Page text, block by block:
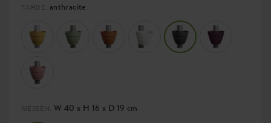
FARBE: anthracite
MESSEN: W 40 x H 16 x D 19 cm